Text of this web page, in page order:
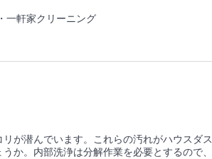
一軒家クリーニング
が潜んでいます。これらの汚れがハウスダス
か。内部洗浄は分解作業を必要とするので、